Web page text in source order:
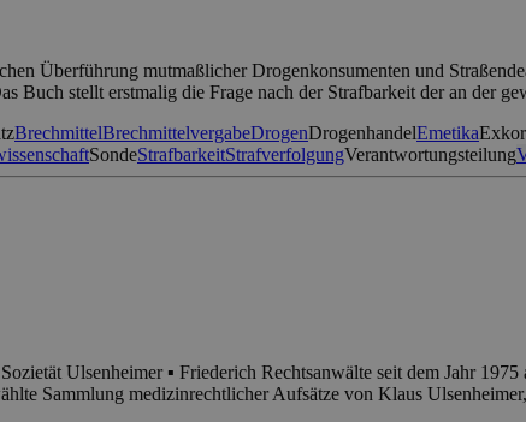
Überführung mutmaßlicher Drogenkonsumenten und
Buch stellt erstmalig die Frage nach der Strafbarkeit der an der
BrechmittelBrechmittelvergabeDrogenDrogenhandelEmetika
SondeStrafbarkeitStrafverfolgungVerantwortungsteilung
Ulsenheimer ▪ Friederich Rechtsanwälte seit dem Jahr
Sammlung medizinrechtlicher Aufsätze von Klaus